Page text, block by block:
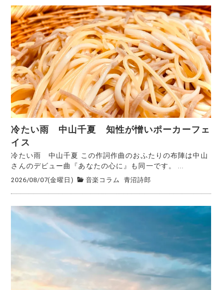
冷たい雨 中山千夏 知性が憎いポーカーフェ
イス
冷たい雨 中山千夏 この作詞作曲のおふたりの布陣は中山
さんのデビュー曲『あなたの心に』も同一です。 ...
2026/08/07(金曜日) 音楽コラム 青沼詩郎